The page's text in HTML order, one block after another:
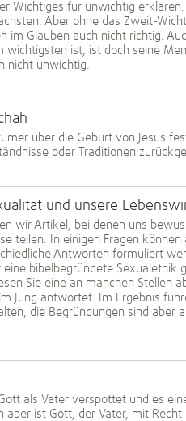
Wichtiges für unwichtig
Aber ohne das Zweit-
im Glauben auch nicht richtig.
wichtigsten ist, ist doch seine
nicht unwichtig.
über die Geburt von Jesus
oder Traditionen
und unsere
wir Artikel, bei denen uns
teilen. In einigen Fragen können
Antworten formuliert
bibelbegründete Sexualethik
Sie eine an manchen Stellen
Jung antwortet. Im Ergebnis
die Begründungen sind aber
als Vater verspottet und es
aber ist Gott, der Vater, mit